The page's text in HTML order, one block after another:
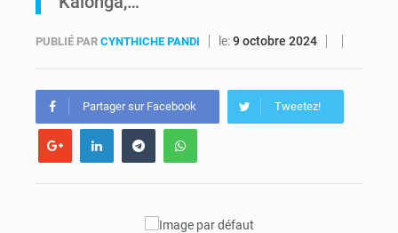
PUBLIÉ PAR CYNTHICHE PANDI le:9 octobre 2024
Partager sur Facebook Tweetez!